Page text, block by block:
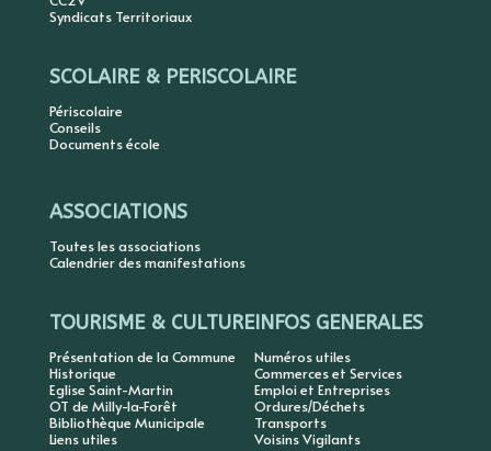
Syndicats Territoriaux
SCOLAIRE & PERISCOLAIRE
Périscolaire
Conseils
Documents école
ASSOCIATIONS
Toutes les associations
Calendrier des manifestations
TOURISME & CULTURE
Présentation de la Commune
Historique
Eglise Saint-Martin
OT de Milly-la-Forêt
Bibliothèque Municipale
Liens utiles
INFOS GENERALES
Numéros utiles
Commerces et Services
Emploi et Entreprises
Ordures/Déchets
Transports
Voisins Vigilants